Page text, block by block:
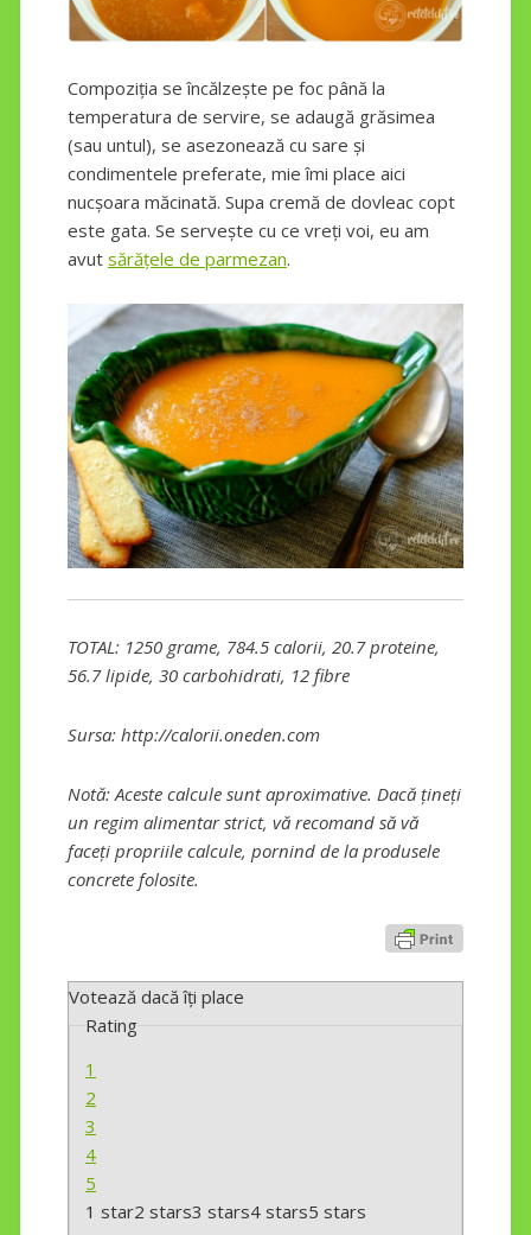
Compoziția se încălzește pe foc până la
temperatura de servire, se adaugă grăsimea
(sau untul), se asezonează cu sare și
condimentele preferate, mie îmi place aici
nucșoara măcinată. Supa cremă de dovleac copt
este gata. Se servește cu ce vreți voi, eu am
avut sărățele de parmezan.
TOTAL: 1250 grame, 784.5 calorii, 20.7 proteine,
56.7 lipide, 30 carbohidrati, 12 fibre
Sursa: http://calorii.oneden.com
Notă: Aceste calcule sunt aproximative. Dacă țineți
un regim alimentar strict, vă recomand să vă
faceți propriile calcule, pornind de la produsele
concrete folosite.
Votează dacă îți place
Rating
1
2
3
4
5
1 star2 stars3 stars4 stars5 stars